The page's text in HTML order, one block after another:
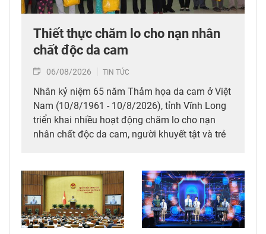
Thiết thực chăm lo cho nạn nhân
chất độc da cam
06/08/2026 TIN TỨC
Nhân kỷ niệm 65 năm Thảm họa da cam ở Việt
Nam (10/8/1961 - 10/8/2026), tỉnh Vĩnh Long
triển khai nhiều hoạt động chăm lo cho nạn
nhân chất độc da cam, người khuyết tật và trẻ
da cam, góp phần bảo đảm an sinh xã hội.